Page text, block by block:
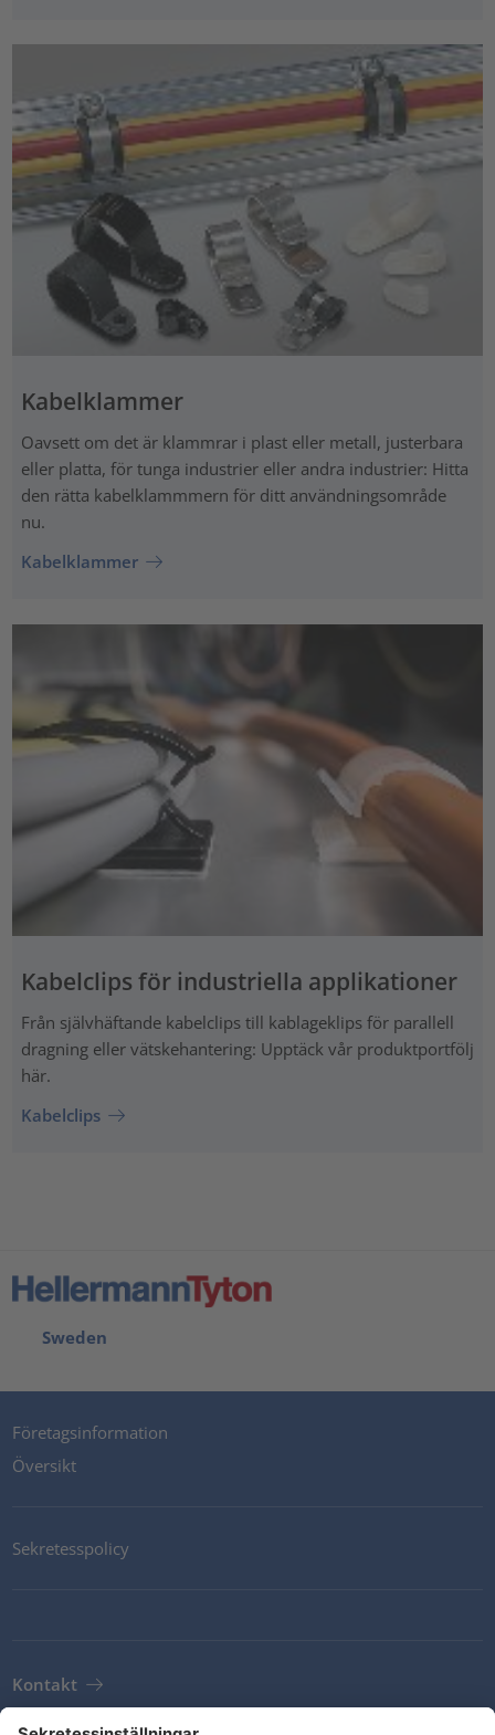
Kabelklammer
Oavsett om det är klammrar i plast eller metall, justerbara
eller platta, för tunga industrier eller andra industrier: Hitta
den rätta kabelklammmern för ditt användningsområde
nu.
Kabelklammer
Kabelclips för industriella applikationer
Från självhäftande kabelclips till kablageklips för parallell
dragning eller vätskehantering: Upptäck vår produktportfölj
här.
Kabelclips
Sweden
Företagsinformation
Översikt
Sekretesspolicy
Kontakt